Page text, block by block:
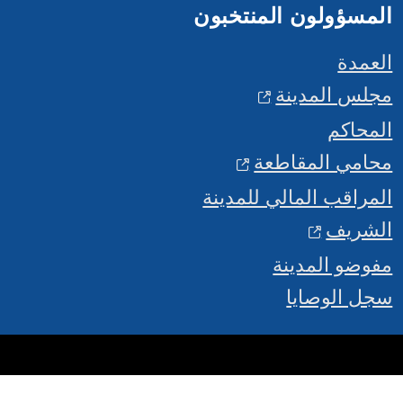
المسؤولون المنتخبون
العمدة
مجلس المدينة
المحاكم
محامي المقاطعة
المراقب المالي للمدينة
الشريف
مفوضو المدينة
سجل الوصايا